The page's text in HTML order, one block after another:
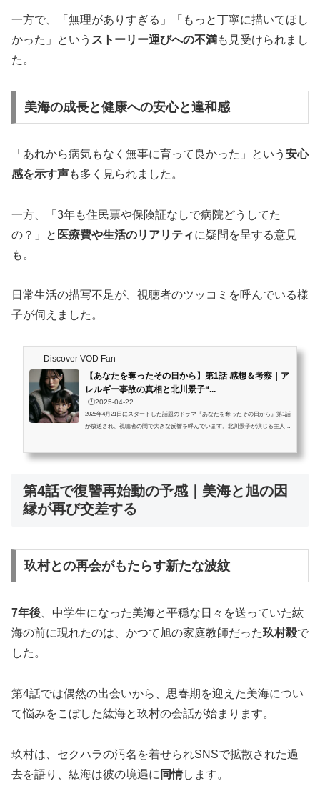
一方で、「無理がありすぎる」「もっと丁寧に描いてほし
かった」という ストーリー運びへの不満も見受けられまし
た。
美海の成長と健康への安心と違和感
「あれから病気もなく無事に育って良かった」という 安心
感を示す声も多く見られました。
一方、「3年も住民票や保険証なしで病院どうしてた
の？」と 医療費や生活のリアリティに疑問を呈する意見
も。
日常生活の描写不足が、視聴者のツッコミを呼んでいる様
子が伺えました。
Discover VOD Fan
【あなたを奪ったその日から】第1話 感想＆考察｜ア
レルギー事故の真相と北川景子“...
🕒️2025-04-22
2025年4月21日にスタートした話題のドラマ『あなたを奪ったその日から』第1話
が放送され、視聴者の間で大きな反響を呼んでいます。北川景子が演じる主人
第1話の詳細なあらすじと見どころアレルギー事故の真相や伏線に対する視聴...
第4話で復讐再始動の予感｜美海と旭の因
縁が再び交差する
玖村との再会がもたらす新たな波紋
7年後 、中学生になった美海と平穏な日々を送っていた紘
海の前に現れたのは、かつて旭の家庭教師だった玖村毅で
した。
第4話では偶然の出会いから、思春期を迎えた美海につい
て悩みをこぼした紘海と玖村の会話が始まります。
玖村は、セクハラの汚名を着せられSNSで拡散された過
去を語り、紘海は彼の境遇に 同情します。